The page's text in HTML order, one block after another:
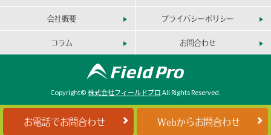
会社概要 プライバシーポリシー
コラム お問合わせ
お電話でお問合わせ Webからお問合わせ
Copyright©株式会社フィールドプロAll Rights Reserved.